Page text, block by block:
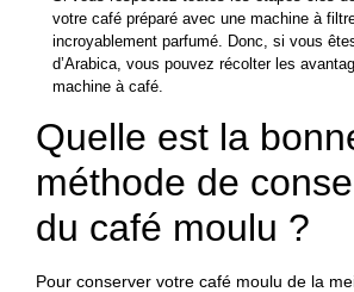
votre café préparé avec une machine à
incroyablement parfumé. Donc, si vous
d’Arabica, vous pouvez récolter les
machine à café.
Quelle est la
méthode de
du café moulu ?
Pour conserver votre café moulu de la